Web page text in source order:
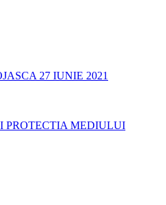
27 IUNIE 2021
PROTECTIA MEDIULUI